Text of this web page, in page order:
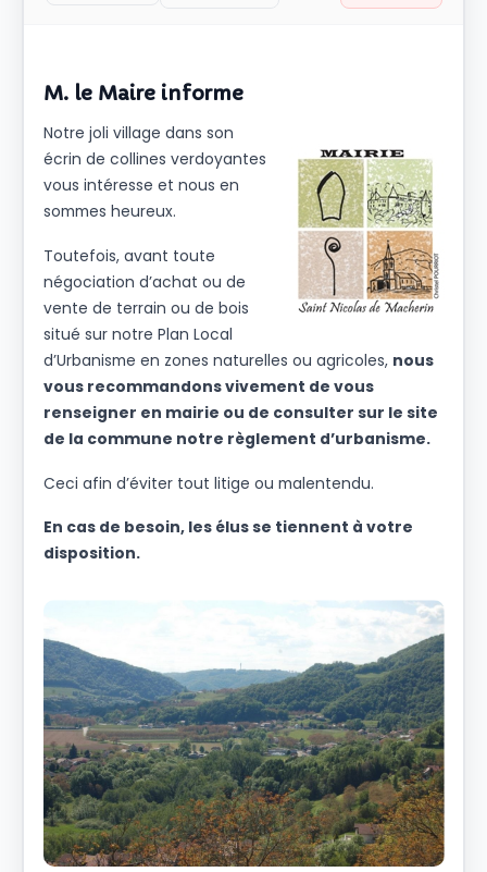
M. le Maire informe
Notre joli village dans son
écrin de collines verdoyantes
vous intéresse et nous en
sommes heureux.
Toutefois, avant toute
négociation d’achat ou de
vente de terrain ou de bois
situé sur notre Plan Local
d’Urbanisme en zones naturelles ou agricoles, nous
vous recommandons vivement de vous
renseigner en mairie ou de consulter sur le site
de la commune notre règlement d’urbanisme.
Ceci afin d’éviter tout litige ou malentendu.
En cas de besoin, les élus se tiennent à votre
disposition.